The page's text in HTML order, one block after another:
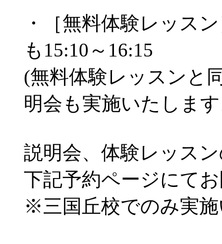
・［無料体験レッス
も15:10～16:15
(無料体験レッスンと
明会も実施いたしま
説明会、体験レッス
下記予約ページにて
※三国丘校でのみ実